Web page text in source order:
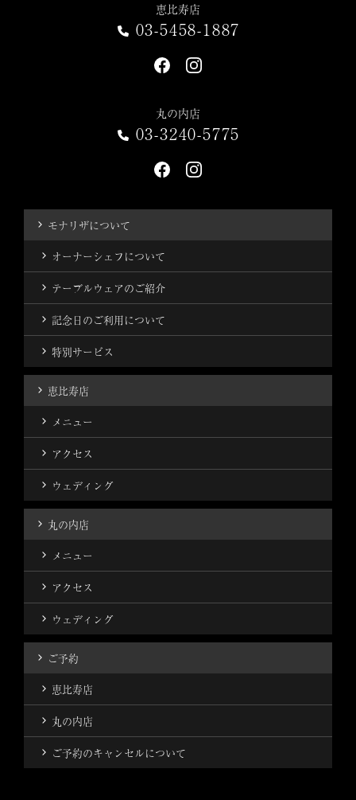
恵比寿店
03-5458-1887
丸の内店
03-3240-5775
モナリザについて
オーナーシェフについて
テーブルウェアのご紹介
記念日のご利用について
特別サービス
恵比寿店
メニュー
アクセス
ウェディング
丸の内店
メニュー
アクセス
ウェディング
ご予約
恵比寿店
丸の内店
ご予約のキャンセルについて